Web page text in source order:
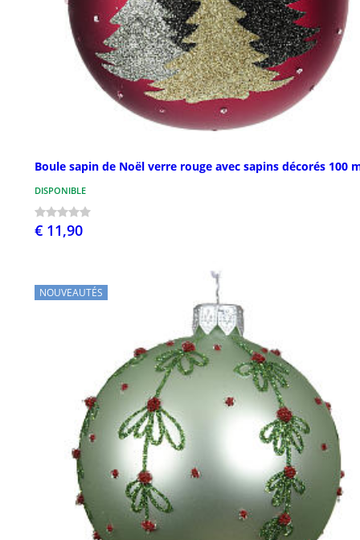
Boule sapin de Noël verre rouge avec sapins décorés 100
DISPONIBLE
€ 11,90
NOUVEAUTÉS